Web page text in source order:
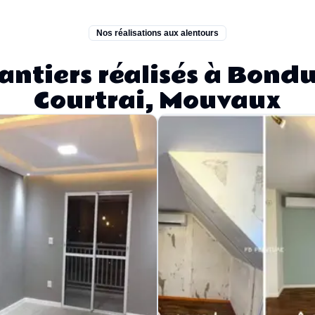
Nos réalisations aux alentours
réalisés à
Courtrai, Mouvaux